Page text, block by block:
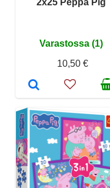
2x25 Peppa Pig
Varastossa (1)
10,50 €